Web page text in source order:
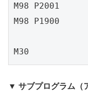
M98 P2001
M98 P1900
M30
▼ サブプログラム（